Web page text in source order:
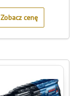
5
Zobacz cenę